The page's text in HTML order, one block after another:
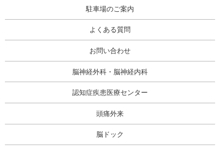
駐車場のご案内
よくある質問
お問い合わせ
脳神経外科・脳神経内科
認知症疾患医療センター
頭痛外来
脳ドック